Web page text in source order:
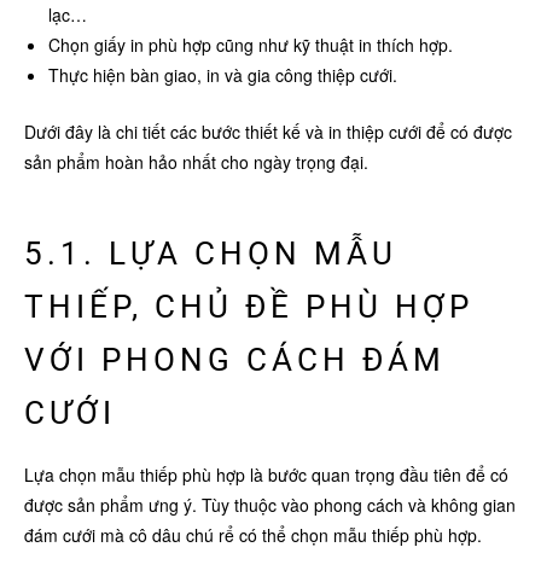
lạc…
Chọn giấy in phù hợp cũng như kỹ thuật in thích hợp.
Thực hiện bàn giao, in và gia công thiệp cưới.
Dưới đây là chi tiết các bước thiết kế và in thiệp cưới để có được
sản phẩm hoàn hảo nhất cho ngày trọng đại.
5.1. LỰA CHỌN MẪU
THIẾP, CHỦ ĐỀ PHÙ HỢP
VỚI PHONG CÁCH ĐÁM
CƯỚI
Lựa chọn mẫu thiếp phù hợp là bước quan trọng đầu tiên để có
được sản phẩm ưng ý. Tùy thuộc vào phong cách và không gian
đám cưới mà cô dâu chú rể có thể chọn mẫu thiếp phù hợp.